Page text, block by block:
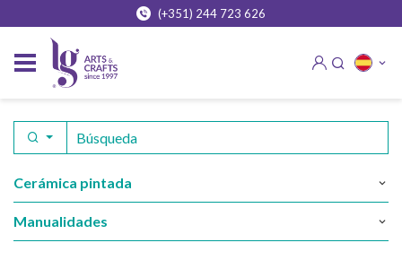
(+351) 244 723 626
cerámica pintada
manualidades